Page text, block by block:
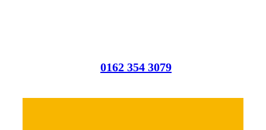
0162 354 3079